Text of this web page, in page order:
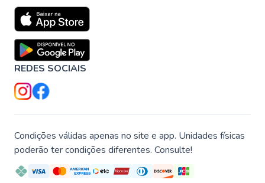
REDES SOCIAIS
Condições válidas apenas no site e app. Unidades físicas
poderão ter condições diferentes. Consulte!